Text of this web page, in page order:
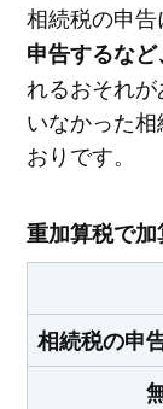
相続税の申告
申告するな
れるおそれ
いなかった
おりです。
重加算税で
相続税の申